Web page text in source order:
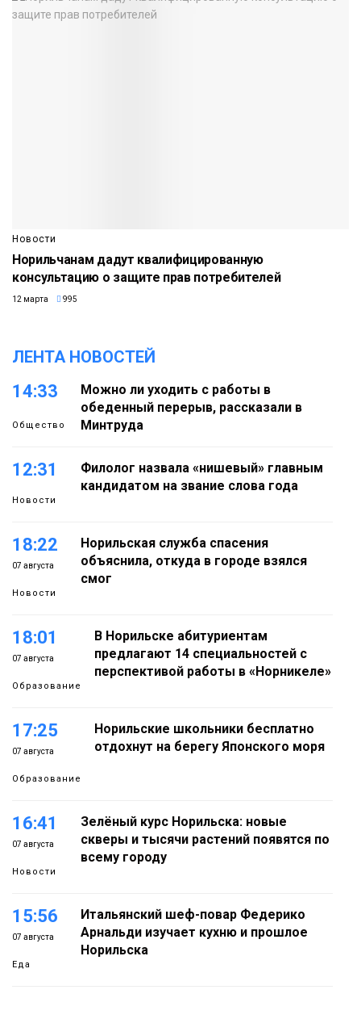
Новости
Норильчанам дадут квалифицированную
консультацию о защите прав потребителей
12 марта 995
ЛЕНТА НОВОСТЕЙ
14:33
Общество
Можно ли уходить с работы в
обеденный перерыв, рассказали в
Минтруда
12:31
Новости
Филолог назвала «нишевый» главным
кандидатом на звание слова года
18:22
07 августа
Новости
Норильская служба спасения
объяснила, откуда в городе взялся
смог
18:01
07 августа
Образование
В Норильске абитуриентам
предлагают 14 специальностей с
перспективой работы в «Норникеле»
17:25
07 августа
Образование
Норильские школьники бесплатно
отдохнут на берегу Японского моря
16:41
07 августа
Новости
Зелёный курс Норильска: новые
скверы и тысячи растений появятся по
всему городу
15:56
07 августа
Еда
Итальянский шеф-повар Федерико
Арнальди изучает кухню и прошлое
Норильска